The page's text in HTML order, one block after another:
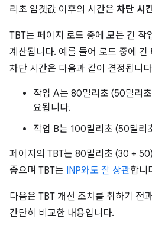
리초 임곗값 이후의 시간은 차단 시
TBT는 페이지 로드 중에 모든 긴 작
계산됩니다. 예를 들어 로드 중에 긴
차단 시간은 다음과 같이 결정됩니
작업 A는 80밀리초 (50밀리
요됩니다.
작업 B는 100밀리초 (50밀리
페이지의 TBT는 80밀리초 (30 +
좋으며 TBT는 INP와도 잘 상관합니
다음은 TBT 개선 조치를 취하기 전
간단히 비교한 내용입니다.